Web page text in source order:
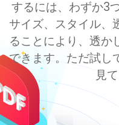
するには、わずか3
サイズ、スタイル、
ることにより、透か
できます。ただ試し
見